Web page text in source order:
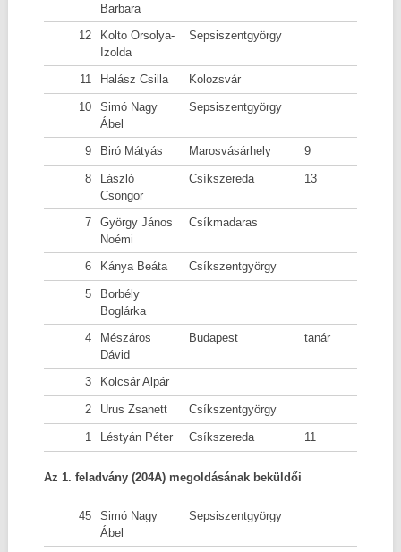
Barbara
12
Kolto Orsolya-
Izolda
Sepsiszentgyörgy
11 Halász Csilla Kolozsvár
10
Simó Nagy
Ábel
Sepsiszentgyörgy
9 Biró Mátyás Marosvásárhely 9
8
László
Csongor
Csíkszereda 13
7
György János
Noémi
Csíkmadaras
6 Kánya Beáta Csíkszentgyörgy
5
Borbély
Boglárka
4
Mészáros
Dávid
Budapest tanár
3 Kolcsár Alpár
2 Urus Zsanett Csíkszentgyörgy
1 Léstyán Péter Csíkszereda 11
Az 1. feladvány (204A) megoldásának beküldői
45
Simó Nagy
Ábel
Sepsiszentgyörgy